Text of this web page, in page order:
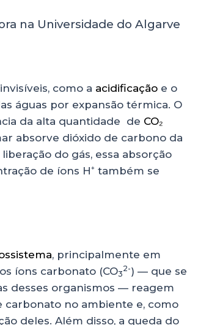
na Universidade do Algarve
como a acidificação e o
águas por expansão térmica. O
da alta quantidade de CO₂
absorve dióxido de carbono da
do gás, essa absorção
de íons H⁺ também se
, principalmente em
íons carbonato (CO3
2-) — que se
desses organismos — reagem
carbonato no ambiente e, como
deles. Além disso, a queda do